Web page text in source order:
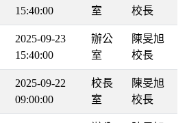
15:40:00
室
校長
2025-09-23
15:40:00
辦公
室
陳旻旭
校長
2025-09-22
09:00:00
校長
室
陳旻旭
校長